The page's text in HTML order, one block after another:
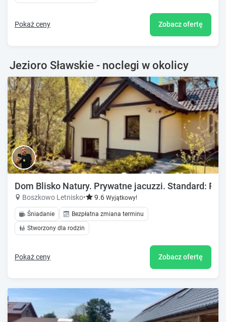
Pokaż ceny Zobacz ofertę
Jezioro Sławskie - noclegi w okolicy
Dom Blisko Natury. Prywatne jacuzzi. Standard:
Boszkowo Letnisko• 9.6 Wyjątkowy!
Śniadanie
Bezpłatna zmiana terminu
Stworzony dla rodzin
Pokaż ceny Zobacz ofertę